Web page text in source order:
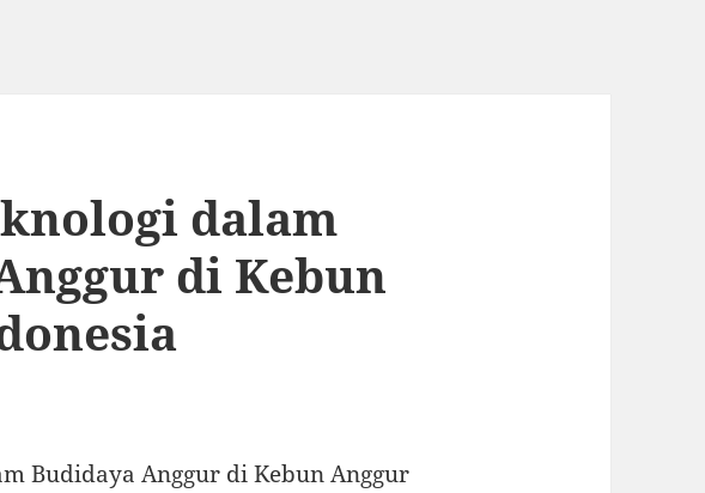
dalam
di Kebun
Budidaya Anggur di Kebun Anggur